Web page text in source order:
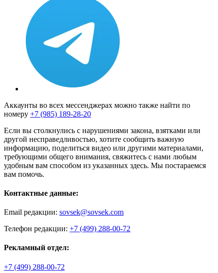
Аккаунты во всех мессенджерах можно также найти по
номеру +7 (985) 189-28-20
Если вы столкнулись с нарушениями закона, взятками или
другой несправедливостью, хотите сообщить важную
информацию, поделиться видео или другими материалами,
требующими общего внимания, свяжитесь с нами любым
удобным вам способом из указанных здесь. Мы постараемся
вам помочь.
Контактные данные:
Email редакции: sovsek@sovsek.com
Телефон редакции: +7 (499) 288-00-72
Рекламный отдел:
+7 (499) 288-00-72